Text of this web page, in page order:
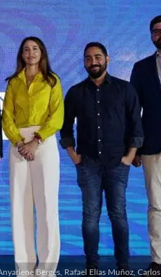
Bergés, Rafael Elías Muñoz,